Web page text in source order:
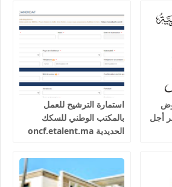
200 مفوض
أجل
استمارة الترشيح للعمل
بالمكتب الوطني للسكك
الحديدية oncf.etalent.ma